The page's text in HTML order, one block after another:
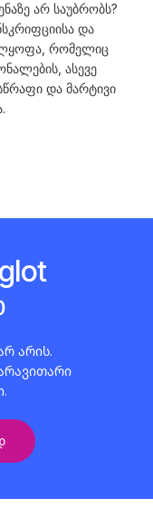
არ საუბრობს?
და
რომელიც
ასევე
და მარტივი
არის.